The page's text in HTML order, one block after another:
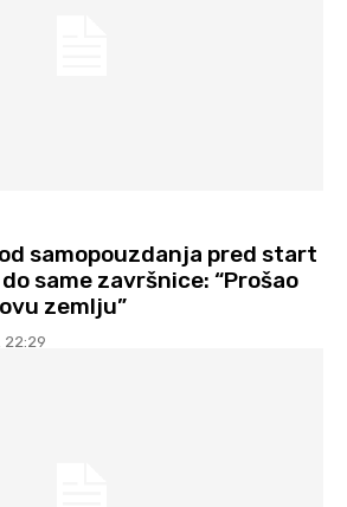
samopouzdanja pred start
same završnice: “Prošao
zemlju”
22:29